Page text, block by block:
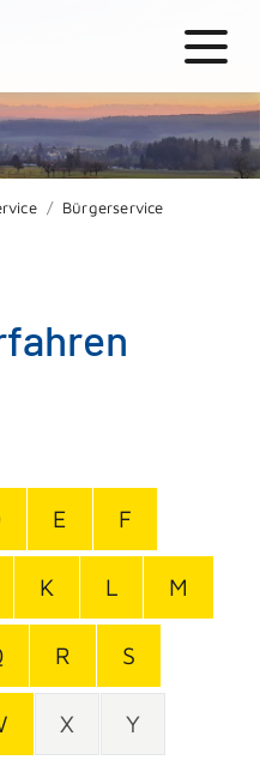
Bürgerservice
E F
K L M
R S
X Y